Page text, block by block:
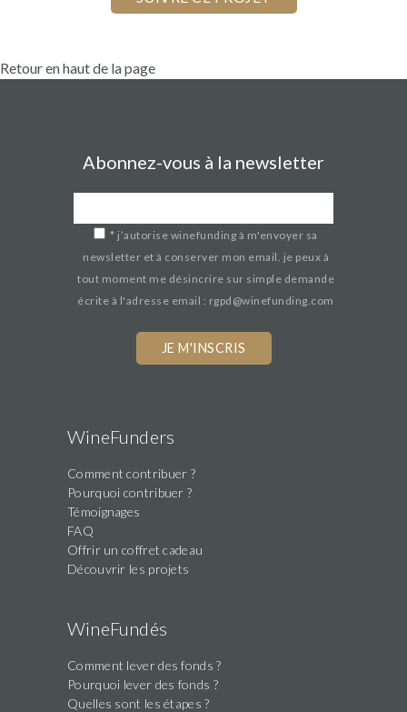
Retour en haut de la page
Abonnez-vous à la newsletter
* j’autorise winefunding à m'envoyer sa
newsletter et à conserver mon email. je peux à
tout moment me désincrire sur simple demande
écrite à l'adresse email : rgpd@winefunding.com
WineFunders
Comment contribuer ?
Pourquoi contribuer ?
Témoignages
FAQ
Offrir un coffret cadeau
Découvrir les projets
WineFundés
Comment lever des fonds ?
Pourquoi lever des fonds ?
Quelles sont les étapes ?